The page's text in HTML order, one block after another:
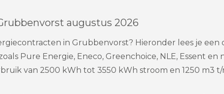
augustus 2026
in Grubbenvorst? Hieronder lees je
Pure Energie, Eneco, Greenchoice, NLE, Essent
van 2500 kWh tot 3550 kWh stroom en 1250 m3 t/